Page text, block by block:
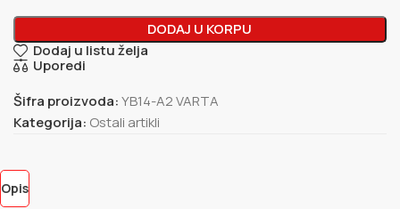
DODAJ U KORPU
Dodaj u listu želja
Uporedi
Šifra proizvoda:YB14-A2 VARTA
Kategorija: Ostali artikli
Opis